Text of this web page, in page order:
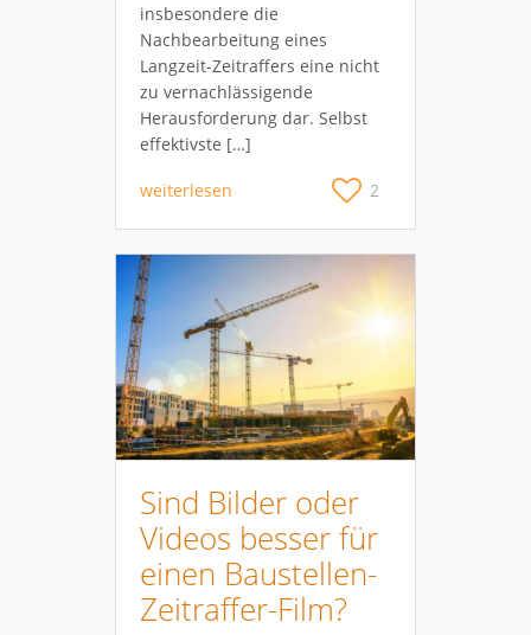
insbesondere die
Nachbearbeitung eines
Langzeit-Zeitraffers eine nicht
zu vernachlässigende
Herausforderung dar. Selbst
effektivste […]
weiterlesen 2
Sind Bilder oder
Videos besser für
einen Baustellen-
Zeitraffer-Film?